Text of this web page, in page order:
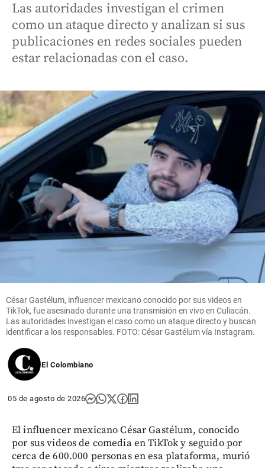
Las autoridades investigan el crimen
como un ataque directo y analizan si sus
publicaciones en redes sociales pueden
estar relacionadas con el caso.
César Gastélum, influencer mexicano conocido por sus videos en
TikTok, fue asesinado durante una transmisión en vivo en Culiacán.
Las autoridades investigan el caso como un ataque directo y buscan
identificar a los responsables. FOTO: César Gastélum vía Instagram.
El Colombiano
05 de agosto de 2026
El influencer mexicano César Gastélum, conocido
por sus videos de comedia en TikTok y seguido por
cerca de 600.000 personas en esa plataforma, murió